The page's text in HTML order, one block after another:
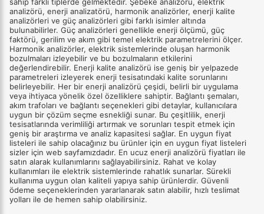
analizörü, enerji analizatörü, harmonik analizörler, enerji kalite
analizörleri ve güç analizörleri gibi farklı isimler altında
bulunabilirler. Güç analizörleri genellikle enerji ölçümü, güç
faktörü, gerilim ve akım gibi temel elektrik parametrelerini ölçer.
Harmonik analizörler, elektrik sistemlerinde oluşan harmonik
bozulmaları izleyebilir ve bu bozulmaların etkilerini
değerlendirebilir. Enerji kalite analizörü ise geniş bir yelpazede
parametreleri izleyerek enerji tesisatındaki kalite sorunlarını
belirleyebilir. Her bir enerji analizörü çeşidi, belirli bir uygulama
veya ihtiyaca yönelik özel özelliklere sahiptir. Bağlantı şemaları,
akım trafoları ve bağlantı seçenekleri gibi detaylar, kullanıcılara
uygun bir çözüm seçme esnekliği sunar. Bu çeşitlilik, enerji
tesisatlarında verimliliği artırmak ve sorunları tespit etmek için
geniş bir araştırma ve analiz kapasitesi sağlar. En uygun fiyat
listeleri ile sahip olacağınız bu ürünler için en uygun fiyat listeleri
sizler için web sayfamızdadır. En ucuz enerji analizörü fiyatları ile
satın alarak kullanımlarını sağlayabilirsiniz. Rahat ve kolay
kullanımları ile elektrik sistemlerinde rahatlık sunarlar. Sürekli
kullanıma uygun olan kaliteli yapıya sahip ürünlerdir. Güvenli
ödeme seçeneklerinden yararlanarak satın alabilir, hızlı teslimat
yolları ile de hemen sahip olabilirsiniz.